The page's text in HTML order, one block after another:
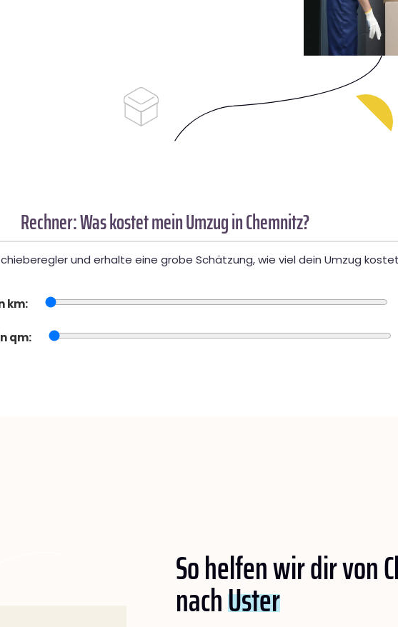
Rechner: Was kostet mein Umzug in Chemnitz?
und erhalte eine grobe Schätzung, wie viel dein Umzug
km:
qm:
So helfen wir dir von
nachUster